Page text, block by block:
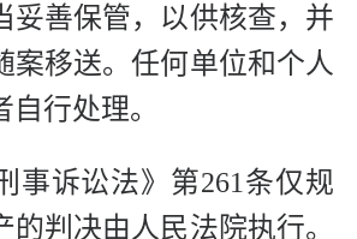
妥善保管，以供核查，并
案移送。任何单位和个人
行处理。
事诉讼法》第261条仅规
的判决由人民法院执行。